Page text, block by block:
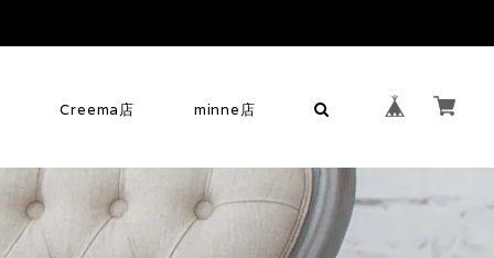
Creema店 minne店